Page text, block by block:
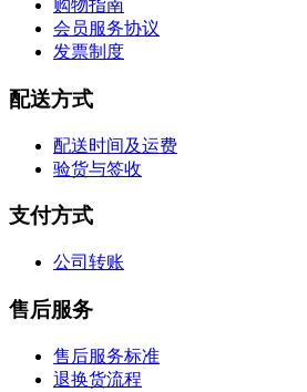
购物指南
会员服务协议
发票制度
配送方式
配送时间及运费
验货与签收
支付方式
公司转账
售后服务
售后服务标准
退换货流程